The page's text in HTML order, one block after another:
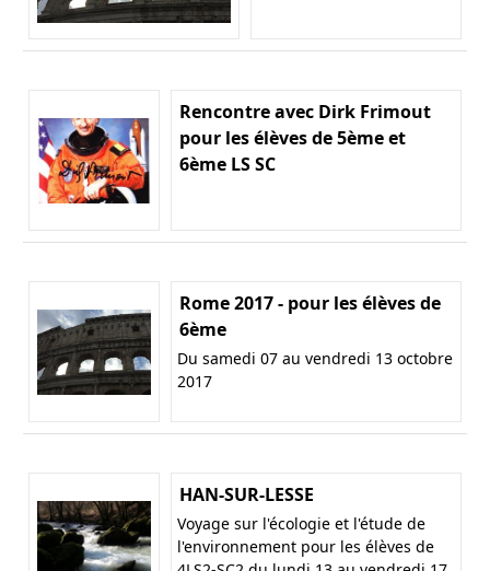
Rencontre avec Dirk Frimout
pour les élèves de 5ème et
6ème LS SC
Rome 2017 - pour les élèves de
6ème
Du samedi 07 au vendredi 13 octobre
2017
HAN-SUR-LESSE
Voyage sur l'écologie et l'étude de
l'environnement pour les élèves de